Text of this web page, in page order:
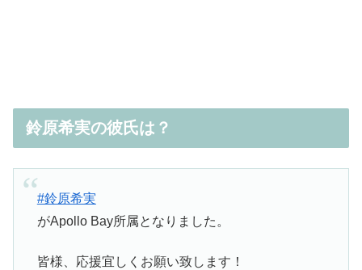
鈴原希実の彼氏は？
#鈴原希実
がApollo Bay所属となりました。
皆様、応援宜しくお願い致します！